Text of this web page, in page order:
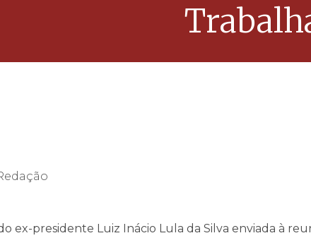
ex-presidente Luiz Inácio Lula da Silva enviada à